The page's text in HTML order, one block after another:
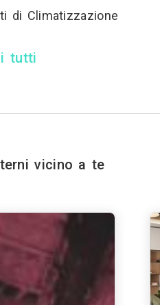
di Climatizzazione
tutti
vicino a te